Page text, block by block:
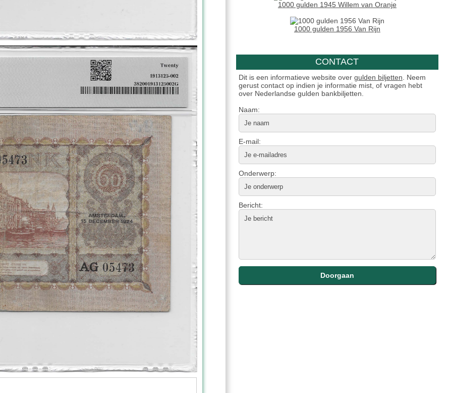
1000 gulden 1945 Willem van Oranje
1000 gulden 1956 Van Rijn
CONTACT
Dit is een informatieve website over gulden biljetten . Neem
gerust contact op indien je informatie mist, of vragen hebt
over Nederlandse gulden bankbiljetten.
Naam:
E-mail:
Onderwerp:
Bericht: